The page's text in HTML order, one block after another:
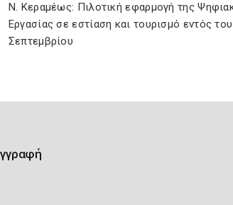
Ν. Κεραμέως: Πιλοτική εφαρμογή της
Εργασίας σε εστίαση και τουρισμό εντός του
Σεπτεμβρίου